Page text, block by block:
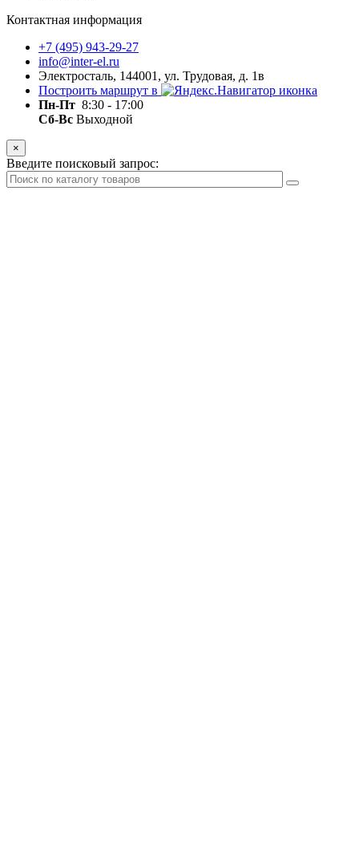
Контактная информация
+7 (495) 943-29-27
info@inter-el.ru
Электросталь, 144001, ул. Трудовая, д. 1в
Построить маршрут в
Пн-Пт 8:30 - 17:00
Сб-Вс Выходной
×
Введите поисковый запрос: